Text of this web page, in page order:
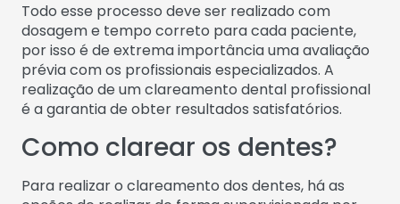
Todo esse processo deve ser realizado com
dosagem e tempo correto para cada paciente,
por isso é de extrema importância uma avaliação
prévia com os profissionais especializados. A
realização de um clareamento dental profissional
é a garantia de obter resultados satisfatórios.
Como clarear os dentes?
Para realizar o clareamento dos dentes, há as